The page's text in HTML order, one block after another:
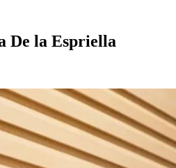
De la Espriella